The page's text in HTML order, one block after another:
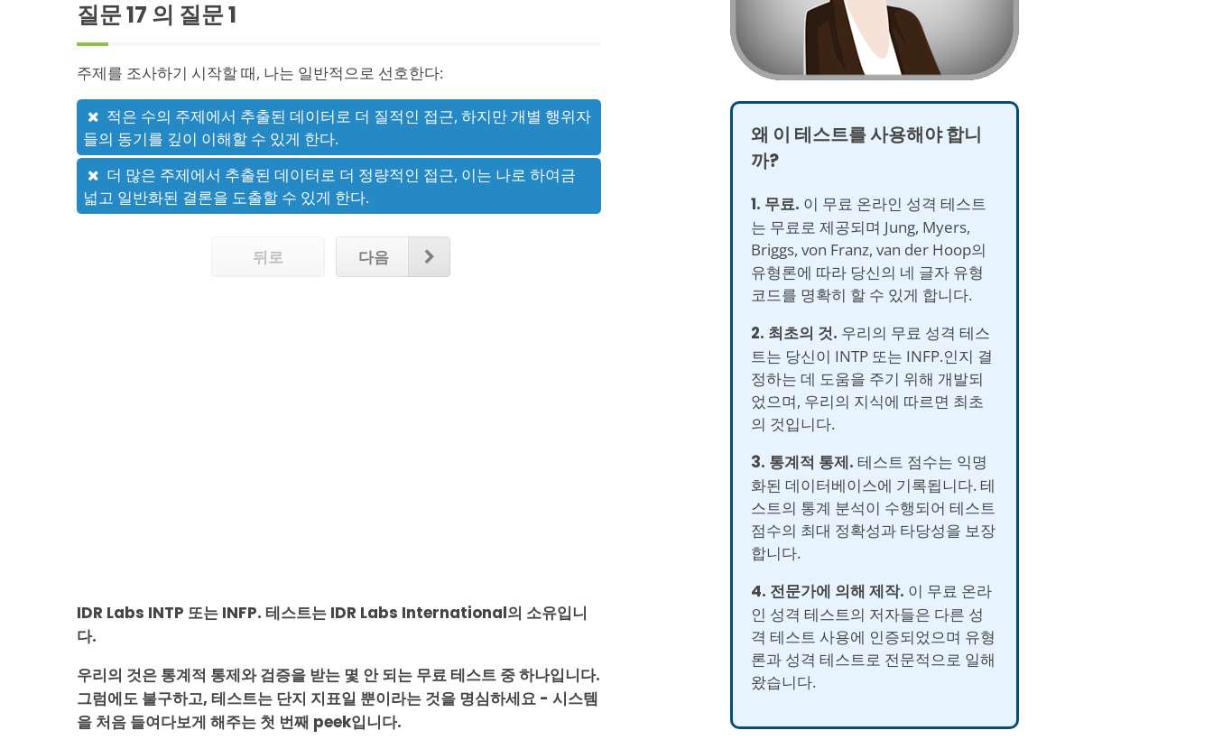
질문 17 의 질문1
주제를 조사하기 시작할 때, 나는 일반적으로 선호한다:
적은 수의 주제에서 추출된 데이터로 더 질적인 접근, 하지만 개별 행위자
들의 동기를 깊이 이해할 수 있게 한다.
더 많은 주제에서 추출된 데이터로 더 정량적인 접근, 이는 나로 하여금
넓고 일반화된 결론을 도출할 수 있게 한다.
뒤로 다음
IDR Labs INTP 또는 INFP. 테스트는 IDR Labs International의 소유입니
다.
우리의 것은 통계적 통제와 검증을 받는 몇 안 되는 무료 테스트 중 하나입니다.
그럼에도 불구하고, 테스트는 단지 지표일 뿐이라는 것을 명심하세요 - 시스템
을 처음 들여다보게 해주는 첫 번째 peek입니다.
왜 이 테스트를 사용해야 합니
까?
1. 무료. 이 무료 온라인 성격 테스트
는 무료로 제공되며 Jung, Myers,
Briggs, von Franz, van der Hoop의
유형론에 따라 당신의 네 글자 유형
코드를 명확히 할 수 있게 합니다.
2. 최초의 것. 우리의 무료 성격 테스
트는 당신이 INTP 또는 INFP.인지 결
정하는 데 도움을 주기 위해 개발되
었으며, 우리의 지식에 따르면 최초
의 것입니다.
3. 통계적 통제. 테스트 점수는 익명
화된 데이터베이스에 기록됩니다. 테
스트의 통계 분석이 수행되어 테스트
점수의 최대 정확성과 타당성을 보장
합니다.
4. 전문가에 의해 제작. 이 무료 온라
인 성격 테스트의 저자들은 다른 성
격 테스트 사용에 인증되었으며 유형
론과 성격 테스트로 전문적으로 일해
왔습니다.